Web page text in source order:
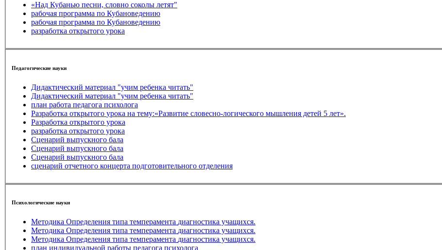
«Над Кубанью песни, словно соколы летят"
рабочая программа по Кубановедению
рабочая программа по Кубановедению
разработка открытого урока
Педагогические науки
Дидактический материал "учим ребенка читать"
Дидактический материал "учим ребенка читать"
план работа педагога психолога
Разработка открытого урока на тему:«Развитие словесно-логического мышления детей 5 лет».
Разработка открытого урока
разработка открытого урока
Сценарий выпускного бала
Сценарий выпускного бала
Сценарий выпускного бала
сценарий отчетного концерта подготовительного отделения
Психологические науки
Методика Определения типа темперамента диагностика учащихся.
Методика Определения типа темперамента диагностика учащихся.
Методика Определения типа темперамента диагностика учащихся.
план индивидуальной работы педагога психолога